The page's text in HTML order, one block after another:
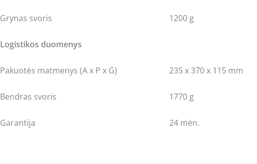
Grynas svoris 1200 g
Logistikos duomenys
Pakuotės matmenys (A x P x G) 235 x 370 x 115 mm
Bendras svoris 1770 g
Garantija 24 mėn.